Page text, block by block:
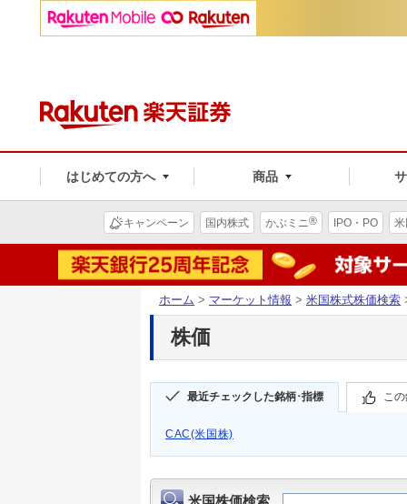
はじめての方へ 商品
キャンペーン 国内株式 かぶミニ® IPO・PO
ホーム > マーケット情報 > 米国株式株価検索
株価
最近チェックした銘柄･指標 こ
CAC(米国株)